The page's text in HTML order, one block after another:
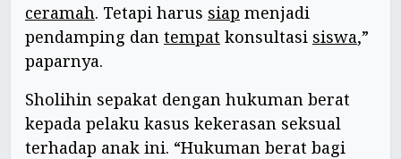
ceramah. Tetapi harus siap menjadi
pendamping dan tempat konsultasi siswa,”
paparnya.
Sholihin sepakat dengan hukuman berat
kepada pelaku kasus kekerasan seksual
terhadap anak ini. “Hukuman berat bagi